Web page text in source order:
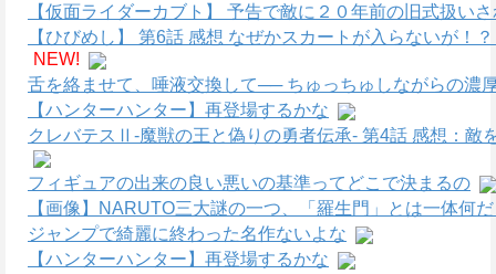
【仮面ライダーカブト】 予告で敵に２０年前の旧式扱い
【ひびめし】 第6話 感想 なぜかスカートが入らないが！
NEW!
舌を絡ませて、唾液交換して── ちゅっちゅしながらの濃
【ハンターハンター】再登場するかな
クレバテスⅡ-魔獣の王と偽りの勇者伝承- 第4話 感想：敵
フィギュアの出来の良い悪いの基準ってどこで決まるの
【画像】NARUTO三大謎の一つ、「羅生門」とは一体何
ジャンプで綺麗に終わった名作ないよな
【ハンターハンター】再登場するかな